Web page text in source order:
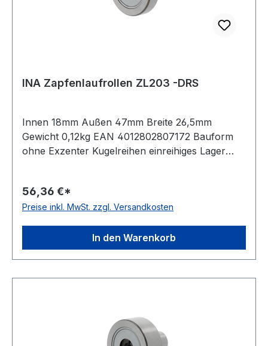
INA Zapfenlaufrollen ZL203 -DRS
Innen 18mm Außen 47mm Breite 26,5mm
Gewicht 0,12kg EAN 4012802807172 Bauform
ohne Exzenter Kugelreihen einreihiges Lager
schleifende Dichtung Temperaturbereich -20 bis
+120 °C
56,36 €*
Preise inkl. MwSt. zzgl. Versandkosten
In den Warenkorb